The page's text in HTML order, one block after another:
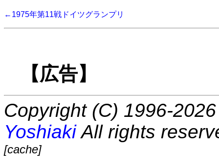
←1975年第11戦ドイツグランプリ
【広告】
Copyright (C) 1996-
YoshiakiAll rights
[cache]